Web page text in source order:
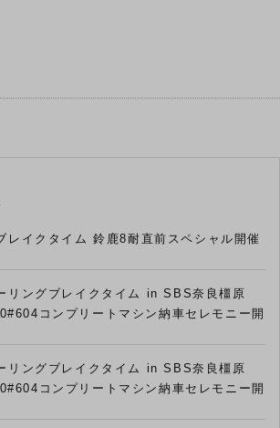
レイクタイム 鈴鹿8耐直前スペシャル開催
リングブレイクタイム in SBS奈良橿原
コンプリートマシン納車セレモニー開
リングブレイクタイム in SBS奈良橿原
コンプリートマシン納車セレモニー開